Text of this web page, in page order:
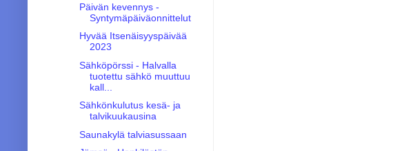
Päivän kevennys -
Syntymäpäiväonnittelut
Hyvää Itsenäisyyspäivää
2023
Sähköpörssi - Halvalla
tuotettu sähkö muuttuu
kall...
Sähkönkulutus kesä- ja
talvikuukausina
Saunakylä talviasussaan